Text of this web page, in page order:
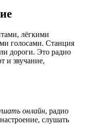
лёгкими
голосами. Станция
дороги. Это радио
и звучание,
онлайн, радио
слушать